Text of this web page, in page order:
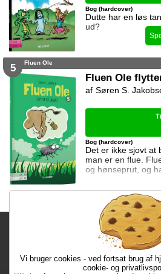
Dutte har en løs
ud?
Bog (hardcover)
5 Fluen Ole
Fluen Ole
Det er ikke sjovt at
man er en flue.
og hønseprut, og
Bog (hardcover)
Søren S.
Fragtgebyret er DKK 59,95 •
DKK 299,00
Bestiller du inden kl. 13:00 har du
Vi bruger cookies - ved fortsat brug af
cookie- og